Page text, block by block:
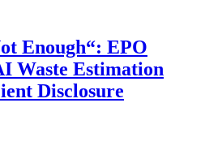
Enough“: EPO
Waste Estimation
Disclosure